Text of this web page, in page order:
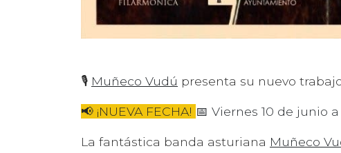
🎙️ Muñeco Vudú presenta su nuevo
📢 ¡NUEVA FECHA! 📅 Viernes 10 de junio
La fantástica banda asturiana Muñeco